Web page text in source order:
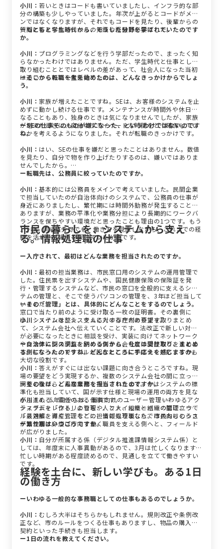
小川：若いときはコードも書いていましたし、インフラ的な部
分の構築も少しやっていました。年次が上がるとコードがメイ
ンではなくなりますが、それでもコードを見たり、後輩からの
質問に答えられるレベルの知識や経験は必要でした。
ーもともと学生時代から、そうした分野を学ばれていたのです
か。
小川： プログラミングなどを行う学部だったので、まったく知
らなかったわけではありません。ただ、学生時代と仕事として
取り組むこととではレベルの差があって、社会人になった当初
は追いつくのに一生懸命でした。
ーそこから転職を考え始めたのは、どんなきっかけからでしょ
う。
小川： 家族が増えたことですね。SEは、お客様のシステムを止
めずに動かし続ける仕事です。メンテナンスが時間外や休日に
なることもあり、独身のときは気になりませんでしたが、家族
が増えたときに、自分のプライベートな時間をどう確保してい
くかを考えるようになりました。それが転職のきっかけです。
ーSEの仕事そのものが嫌になった、というわけではないのです
ね。
小川： はい、SEの仕事を嫌だと思ったことはありません。数値
を見たり、自分で物を作り上げたりするのは、嫌いではありま
せんでしたから。
ー転職先は、公務員に絞っていたのですか。
小川：基本的には公務員をメインで考えていました。民間企業
で担当していたのが自治体向けのシステムで、公務員の仕事が
身近にありましたし、繁忙期には時間外勤務が発生することも
ありますが、業務の平準化や業務分担により長期的にワークバ
ランスを保ちやすい環境だと思ったことも理由の1つです。もう
1つは、同じIT分野でも、働き方を見直しながら、これまでの経
験を活かせる場所を探していたからです。
市民の暮らしを、システムから支え
る。情報処理職の仕事
ー入庁されて、最初はどんな業務を担当されたのですか。
小川：最初の担当業務は、市民窓口用のシステムの運用管理で
した。住民票を出すシステムや、国民健康保険の保険証を発
行・管理するシステムなど、市民の窓口を全般的に支えるシス
テムの管理と、そこで使うパソコンの管理を、3年ほど担当して
いました。
窓口で当たり前のように受け取る一枚の証明書。その裏側に
は、システムを整え、支える人の存在があります。
ーその「管理」とは、具体的にどんなことをするのでしょう。
小川：メインは、システムに対する庁内の要望を取りまとめ
て、システム会社へ伝えていくことです。法改正で新しい対応
が必要になったときに相談を受け、実装に向けてネットワーク
やシステム間の調整、別のシステム会社との調整などを進めま
す。もちろん、トラブルが起きたときにすばやく対応するのも
大切な役割です。
ー自治体にシステムを納める側から、今度は受け取り、まとめ
る側になったのですね。どんなところに手応えを感じますか。
小川：答えがすぐには出ない課題に向き合うところですね。現
場の要望をどう実現するか、複数のシステム会社の間に立って
調整しながら、最適な形を探していきます。今はシステムの標
準化も担当していて、国が示す仕様と現場の運用の両方を見な
がら進める、責任のある仕事です。
システムを「作る」よりも、人と人、組織と組織の間に立って
「最適解を導く」。そこに、情報処理職ならではのおもしろさ
があります。
ーその後は、どんな業務を担当されたのですか。
小川：4、5年目からは、職員向けのユーザー管理――いわゆるアク
ティブディレクトリの管理や、ファイルサーバーの管理、ウイ
ルス対策、資産管理などの担当になりました。市民向けのシス
テムから、今度は庁内で働く職員を支える側へと、フィールド
が広がりました。
ー繁忙期はいつごろですか。
小川： 自分が所属する係（デジタル推進課情報システム係）と
しては、年度末に人事異動があるので、3月は忙しくなります。
忙しい時期がある程度読めるので、見通しを立てて働きやすい
です。
経験を土台に、新しい学びも。ある1日
の働き方
ーいわゆる一般的な事務職としての仕事もあるのでしょうか。
小川： むしろ大半はそちらかもしれません。規則改正や条例改
正など、市のルールをつくる仕事もありますし、物品の購入や
契約といった手続きも担当します。
ー1日の流れを教えてください。